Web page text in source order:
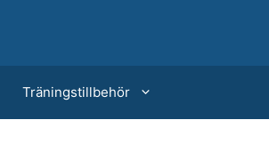
Träningstillbehör